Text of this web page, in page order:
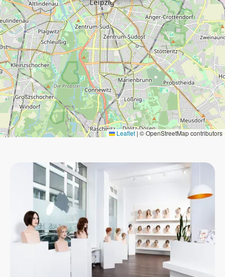
Leaflet | © OpenStreetMap contributors